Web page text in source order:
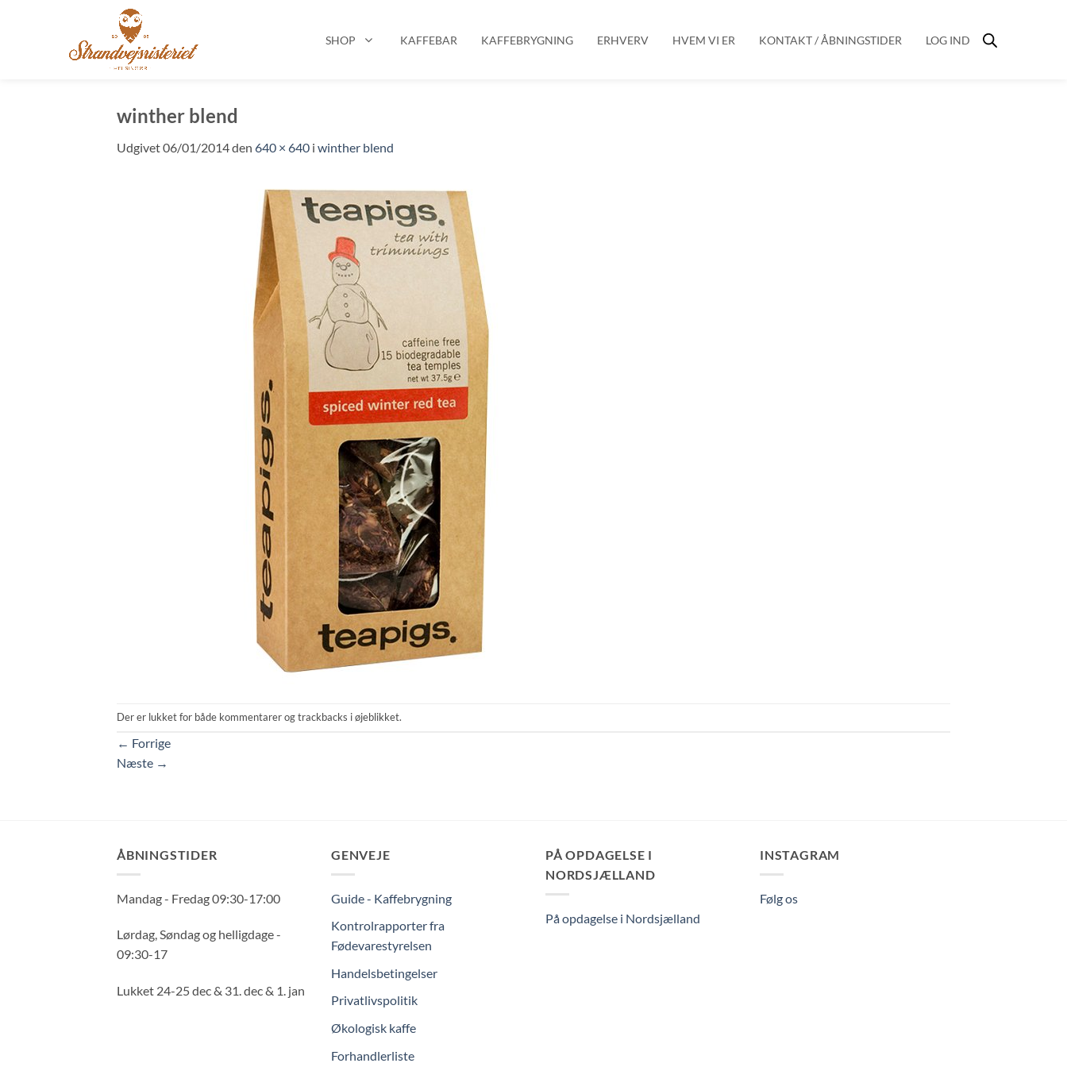
SHOP KAFFEBAR KAFFEBRYGNING ERHVERV HVEM VI ER KONTAKT / ÅBNINGSTIDER LOG IND
winther blend
Udgivet06/01/2014den 640 × 640 i winther blend
Der er lukket for både kommentarer og trackbacks i øjeblikket.
← Forrige
Næste →
ÅBNINGSTIDER
Mandag - Fredag 09:30-17:00
Lørdag, Søndag og helligdage -
09:30-17
Lukket 24-25 dec & 31. dec & 1. jan
GENVEJE
Guide - Kaffebrygning
Kontrolrapporter fra
Fødevarestyrelsen
Handelsbetingelser
Privatlivspolitik
Økologisk kaffe
Forhandlerliste
PÅ OPDAGELSE I
NORDSJÆLLAND
På opdagelse i Nordsjælland
INSTAGRAM
Følg os